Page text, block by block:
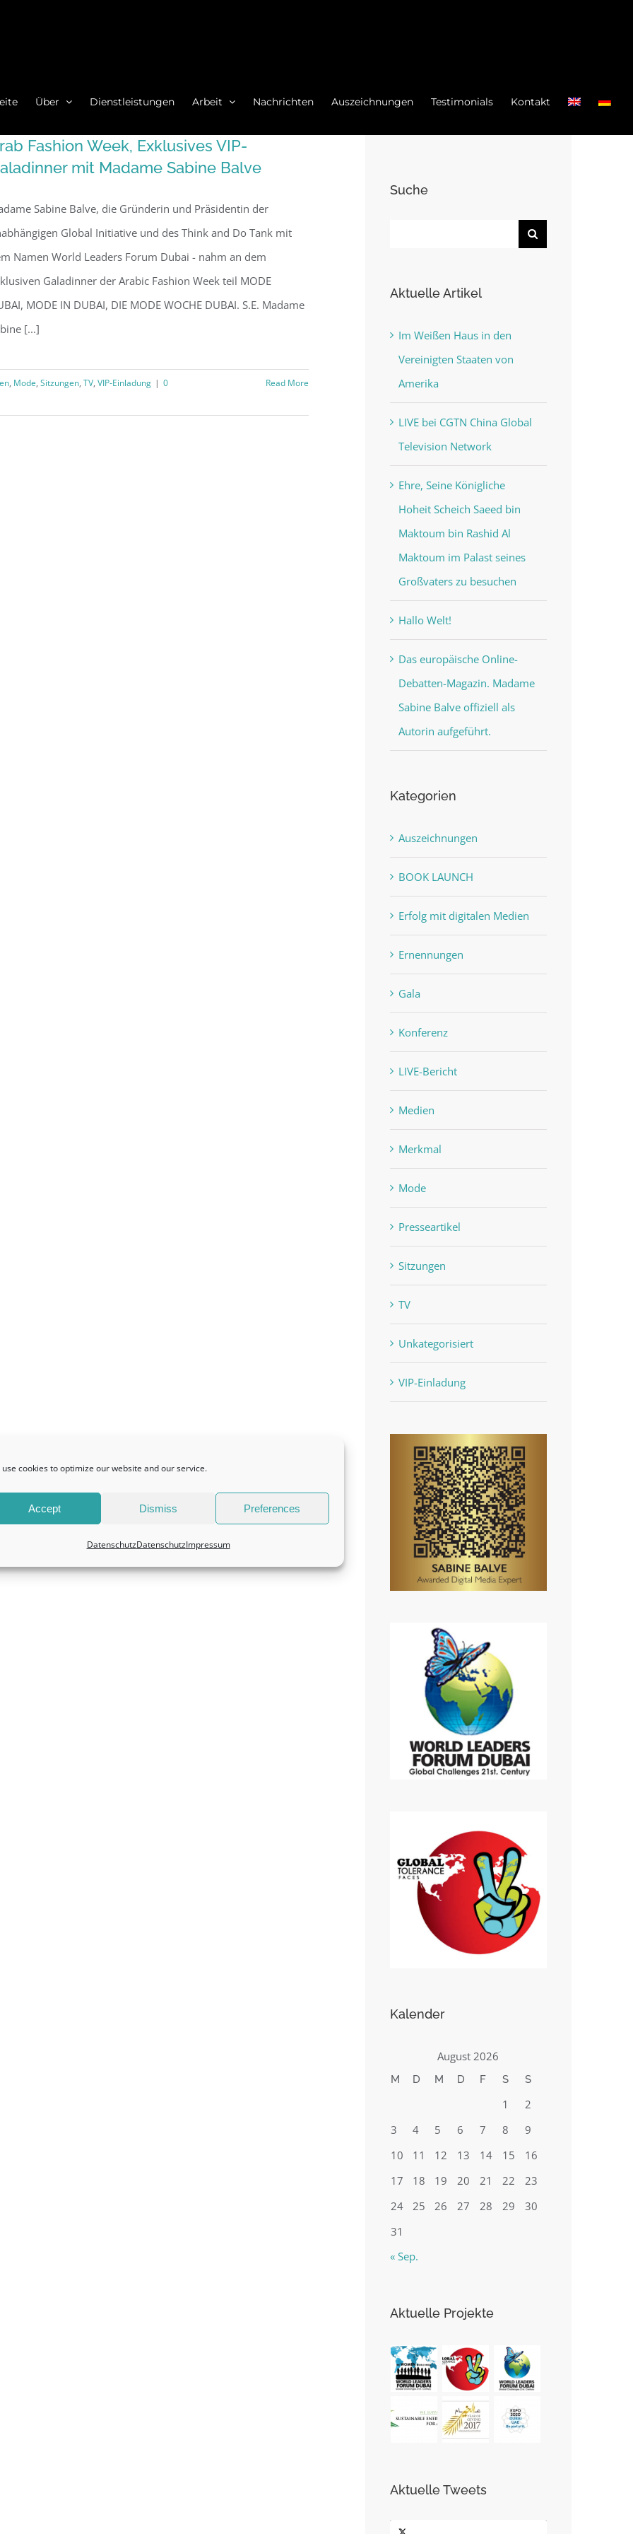
use cookies to optimize our website and our service.
Accept Dismiss Preferences
DatenschutzDatenschutzImpressum
Über Dienstleistungen Arbeit Nachrichten Auszeichnungen Testimonials Kontakt
Fashion Week, Exklusives VIP-
mit Madame Sabine Balve
Sabine Balve, die Gründerin und Präsidentin der
Global Initiative und des Think and Do Tank mit
Namen World Leaders Forum Dubai - nahm an dem
Galadinner der Arabic Fashion Week teil MODE
MODE IN DUBAI, DIE MODE WOCHE DUBAI. S.E. Madame
[...]
, Mode, Sitzungen, TV, VIP-Einladung | 0 Read More
Suche
Aktuelle Artikel
Im Weißen Haus in den
Vereinigten Staaten von
Amerika
LIVE bei CGTN China Global
Television Network
Ehre, Seine Königliche
Hoheit Scheich Saeed bin
Maktoum bin Rashid Al
Maktoum im Palast seines
Großvaters zu besuchen
Hallo Welt!
Das europäische Online-
Debatten-Magazin. Madame
Sabine Balve offiziell als
Autorin aufgeführt.
Kategorien
Auszeichnungen
BOOK LAUNCH
Erfolg mit digitalen Medien
Ernennungen
Gala
Konferenz
LIVE-Bericht
Medien
Merkmal
Mode
Presseartikel
Sitzungen
TV
Unkategorisiert
VIP-Einladung
Kalender
August 2026
M D M D F S S
1
2
3
4 5 6 7 8
9
10
11 12 13 14 15
16
17
18 19 20 21 22
23
24
25 26 27 28 29
30
31
« Sep.
Aktuelle Projekte
Aktuelle Tweets